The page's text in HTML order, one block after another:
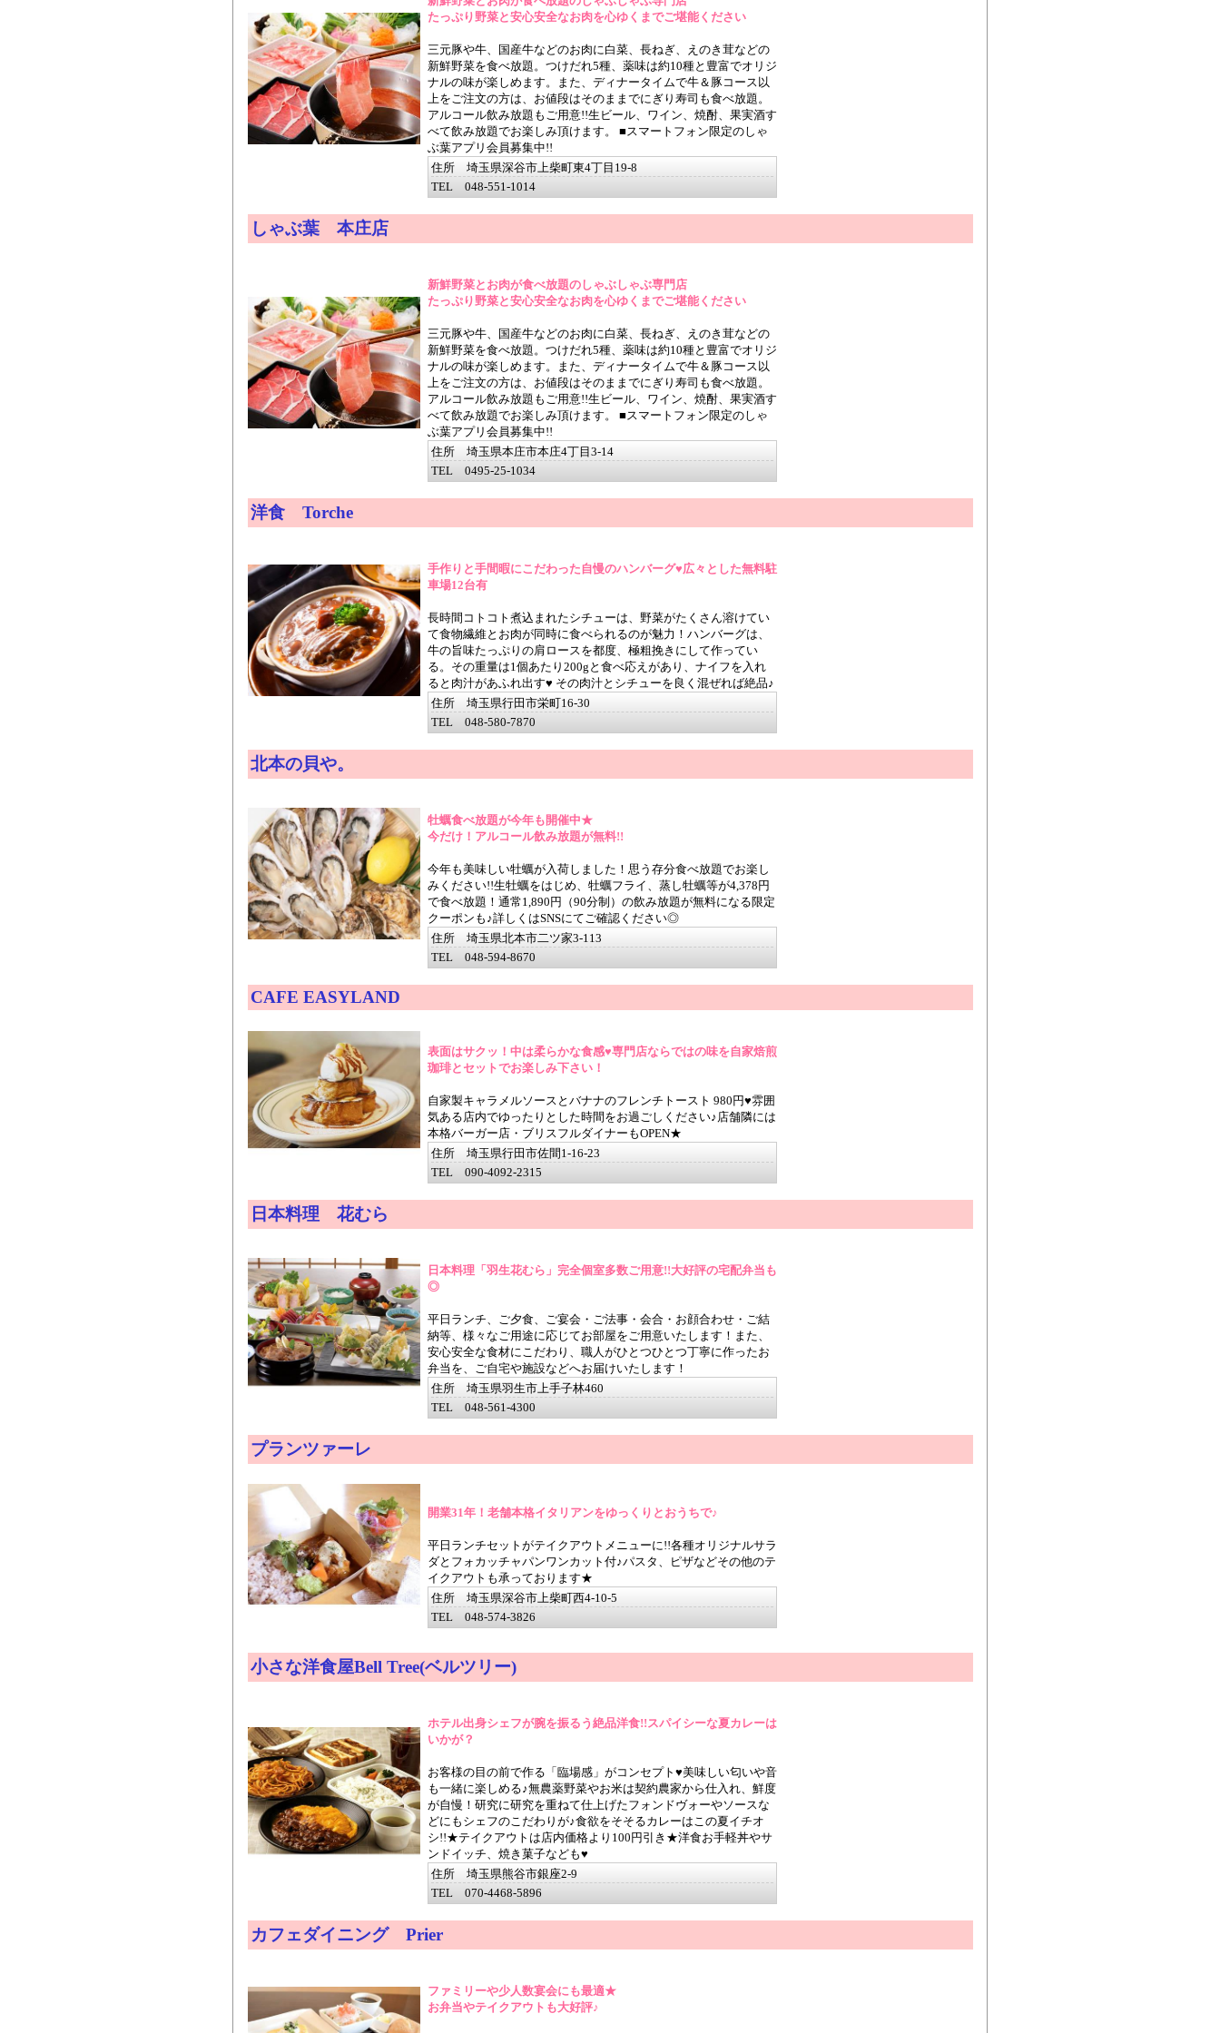
たっぷり野菜と安心安全なお肉を心ゆくまでご堪能ください
三元豚や牛、国産牛などのお肉に白菜、長ねぎ、えのき茸などの
新鮮野菜を食べ放題。つけだれ5種、薬味は約10種と豊富でオリジ
ナルの味が楽しめます。また、ディナータイムで牛＆豚コース以
上をご注文の方は、お値段はそのままでにぎり寿司も食べ放題。
アルコール飲み放題もご用意!!生ビール、ワイン、焼酎、果実酒す
べて飲み放題でお楽しみ頂けます。 ■スマートフォン限定のしゃ
ぶ葉アプリ会員募集中!!
住所 埼玉県深谷市上柴町東4丁目19-8
TEL 048-551-1014
しゃぶ葉 本庄店
新鮮野菜とお肉が食べ放題のしゃぶしゃぶ専門店
たっぷり野菜と安心安全なお肉を心ゆくまでご堪能ください
三元豚や牛、国産牛などのお肉に白菜、長ねぎ、えのき茸などの
新鮮野菜を食べ放題。つけだれ5種、薬味は約10種と豊富でオリジ
ナルの味が楽しめます。また、ディナータイムで牛＆豚コース以
上をご注文の方は、お値段はそのままでにぎり寿司も食べ放題。
アルコール飲み放題もご用意!!生ビール、ワイン、焼酎、果実酒す
べて飲み放題でお楽しみ頂けます。 ■スマートフォン限定のしゃ
ぶ葉アプリ会員募集中!!
住所 埼玉県本庄市本庄4丁目3-14
TEL 0495-25-1034
洋食 Torche
手作りと手間暇にこだわった自慢のハンバーグ♥広々とした無料駐
車場12台有
長時間コトコト煮込まれたシチューは、野菜がたくさん溶けてい
て食物繊維とお肉が同時に食べられるのが魅力！ハンバーグは、
牛の旨味たっぷりの肩ロースを都度、極粗挽きにして作ってい
る。その重量は1個あたり200gと食べ応えがあり、ナイフを入れ
ると肉汁があふれ出す♥ その肉汁とシチューを良く混ぜれば絶品♪
住所 埼玉県行田市栄町16-30
TEL 048-580-7870
北本の貝や。
牡蠣食べ放題が今年も開催中★
今だけ！アルコール飲み放題が無料!!
今年も美味しい牡蠣が入荷しました！思う存分食べ放題でお楽し
みください!!生牡蠣をはじめ、牡蠣フライ、蒸し牡蠣等が4,378円
で食べ放題！通常1,890円（90分制）の飲み放題が無料になる限定
クーポンも♪詳しくはSNSにてご確認ください◎
住所 埼玉県北本市二ツ家3-113
TEL 048-594-8670
CAFE EASYLAND
表面はサクッ！中は柔らかな食感♥専門店ならではの味を自家焙煎
珈琲とセットでお楽しみ下さい！
自家製キャラメルソースとバナナのフレンチトースト 980円♥雰囲
気ある店内でゆったりとした時間をお過ごしください♪店舗隣には
本格バーガー店・ブリスフルダイナーもOPEN★
住所 埼玉県行田市佐間1-16-23
TEL 090-4092-2315
日本料理 花むら
日本料理「羽生花むら」完全個室多数ご用意!!大好評の宅配弁当も
◎
平日ランチ、ご夕食、ご宴会・ご法事・会合・お顔合わせ・ご結
納等、様々なご用途に応じてお部屋をご用意いたします！また、
安心安全な食材にこだわり、職人がひとつひとつ丁寧に作ったお
弁当を、ご自宅や施設などへお届けいたします！
住所 埼玉県羽生市上手子林460
TEL 048-561-4300
プランツァーレ
開業31年！老舗本格イタリアンをゆっくりとおうちで♪
平日ランチセットがテイクアウトメニューに!!各種オリジナルサラ
ダとフォカッチャパンワンカット付♪パスタ、ピザなどその他のテ
イクアウトも承っております★
住所 埼玉県深谷市上柴町西4-10-5
TEL 048-574-3826
小さな洋食屋Bell Tree(ベルツリー)
ホテル出身シェフが腕を振るう絶品洋食!!スパイシーな夏カレーは
いかが？
お客様の目の前で作る「臨場感」がコンセプト♥美味しい匂いや音
も一緒に楽しめる♪無農薬野菜やお米は契約農家から仕入れ、鮮度
が自慢！研究に研究を重ねて仕上げたフォンドヴォーやソースな
どにもシェフのこだわりが♪食欲をそそるカレーはこの夏イチオ
シ!!★テイクアウトは店内価格より100円引き★洋食お手軽丼やサ
ンドイッチ、焼き菓子なども♥
住所 埼玉県熊谷市銀座2-9
TEL 070-4468-5896
カフェダイニング Prier
ファミリーや少人数宴会にも最適★
お弁当やテイクアウトも大好評♪